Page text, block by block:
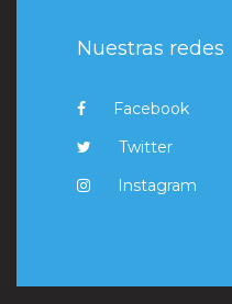
Nuestras redes
Facebook
Twitter
Instagram